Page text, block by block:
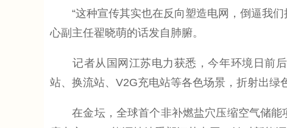
“这种宣传其实也在反向塑造电网，倒逼我们
心副主任翟晓萌的话发自肺腑。
记者从国网江苏电力获悉，今年环境日前后
站、换流站、V2G充电站等各色场景，折射出绿
在金坛，全球首个非补燃盐穴压缩空气储能